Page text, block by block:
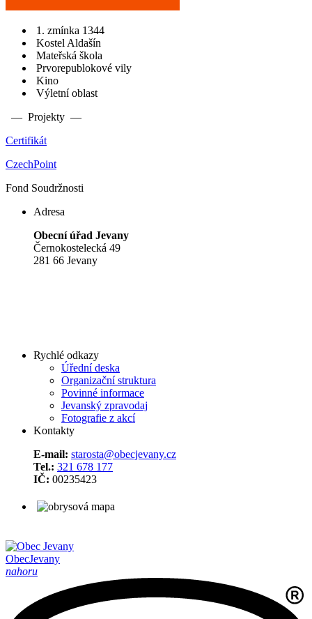
1. zmínka 1344
Kostel Aldašín
Mateřská škola
Prvorepublokové vily
Kino
Výletní oblast
— Projekty —
Certifikát
CzechPoint
Fond Soudržnosti
Adresa
Obecní úřad Jevany
Černokostelecká 49
281 66 Jevany
Rychlé odkazy
Úřední deska
Organizační struktura
Povinné informace
Jevanský zpravodaj
Fotografie z akcí
Kontakty
E-mail: starosta@obecjevany.cz
Tel.: 321 678 177
IČ: 00235423
ObecJevany
nahoru